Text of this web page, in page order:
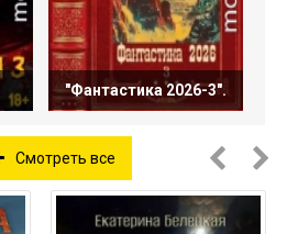
"Фантастика 2026-3".
Смотреть все